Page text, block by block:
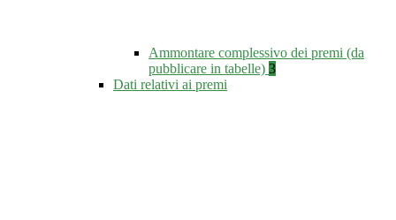
Ammontare complessivo dei premi (da
pubblicare in tabelle) 3
Dati relativi ai premi